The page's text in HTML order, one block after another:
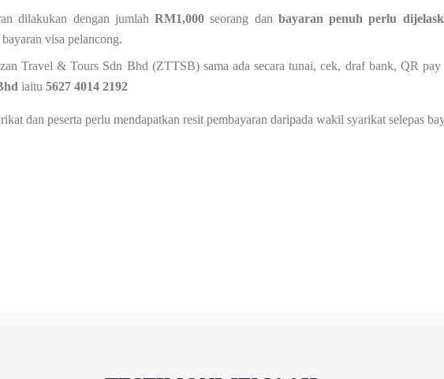
dilakukan dengan jumlah RM1,000 seorang dan bayaran penuh perlu
visa pelancong.
Travel & Tours Sdn Bhd (ZTTSB) sama ada secara tunai, cek, draf bank, QR
iaitu 5627 4014 2192
dan peserta perlu mendapatkan resit pembayaran daripada wakil syarikat selepas